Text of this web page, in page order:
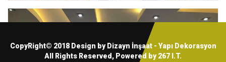
CopyRight© 2018 Design by Dizayn İnşaat - Yapı Dekorasyon
All Rights Reserved, Powered by267 I.T.